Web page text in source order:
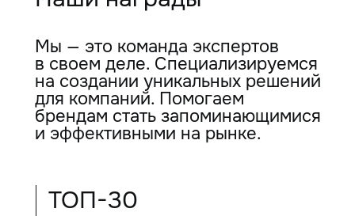
Мы — это команда экспертов
в своем деле. Специализируемся
на создании уникальных решений
для компаний. Помогаем
брендам стать запоминающимися
и эффективными на рынке.
ТОП-30